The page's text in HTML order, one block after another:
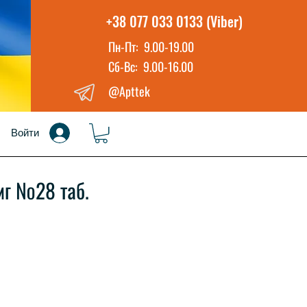
+38 077 033 0133 (Viber)
Пн-Пт: 9.00-19.00
Сб-Вс: 9.00-16.00
@Apttek
Войти
№28 таб.